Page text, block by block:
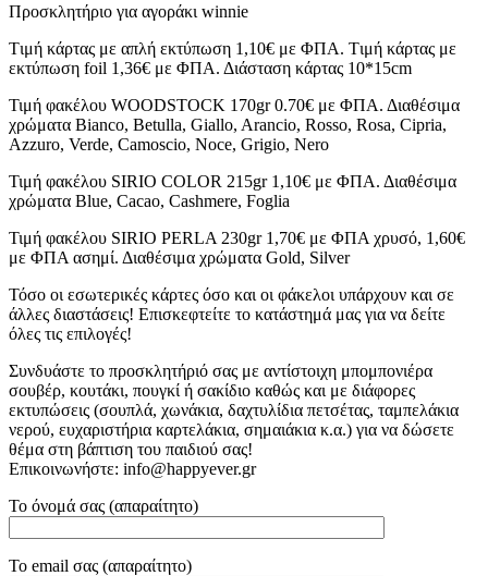
Προσκλητήριο για αγοράκι winnie
Tιμή κάρτας με απλή εκτύπωση 1,10€ με ΦΠΑ. Tιμή κάρτας με
εκτύπωση foil 1,36€ με ΦΠΑ. Διάσταση κάρτας 10*15cm
Τιμή φακέλου WOODSTOCK 170gr 0.70€ με ΦΠΑ. Διαθέσιμα
χρώματα Bianco, Betulla, Giallo, Arancio, Rosso, Rosa, Cipria,
Azzuro, Verde, Camoscio, Noce, Grigio, Nero
Τιμή φακέλου SIRIO COLOR 215gr 1,10€ με ΦΠΑ. Διαθέσιμα
χρώματα Blue, Cacao, Cashmere, Foglia
Τιμή φακέλου SIRIO PERLA 230gr 1,70€ με ΦΠΑ χρυσό, 1,60€
με ΦΠΑ ασημί. Διαθέσιμα χρώματα Gold, Silver
Τόσο οι εσωτερικές κάρτες όσο και οι φάκελοι υπάρχουν και σε
άλλες διαστάσεις! Επισκεφτείτε το κατάστημά μας για να δείτε
όλες τις επιλογές!
Συνδυάστε το προσκλητήριό σας με αντίστοιχη μπομπονιέρα
σουβέρ, κουτάκι, πουγκί ή σακίδιο καθώς και με διάφορες
εκτυπώσεις (σουπλά, χωνάκια, δαχτυλίδια πετσέτας, ταμπελάκια
νερού, ευχαριστήρια καρτελάκια, σημαιάκια κ.α.) για να δώσετε
θέμα στη βάπτιση του παιδιού σας!
Επικοινωνήστε: info@happyever.gr
Το όνομά σας (απαραίτητο)
Το email σας (απαραίτητο)